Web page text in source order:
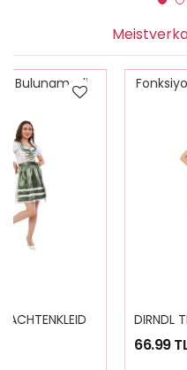
Fonksiyon Bulunamadi